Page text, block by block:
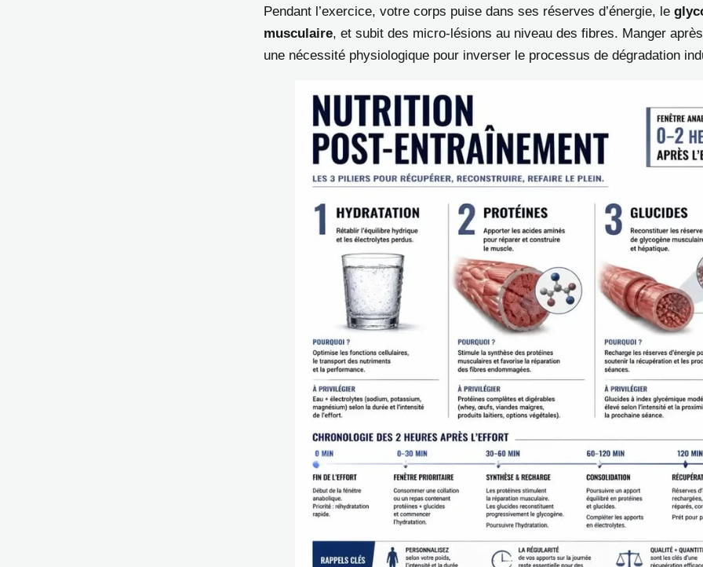
Pendant l’exercice, votre corps puise dans ses réserves d’énergie, le
musculaire, et subit des micro-lésions au niveau des fibres. Manger
une nécessité physiologique pour inverser le processus de dégradation